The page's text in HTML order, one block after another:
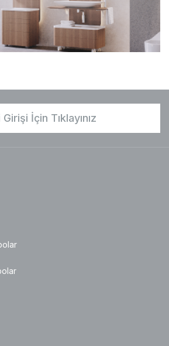
Girişi İçin Tıklayınız